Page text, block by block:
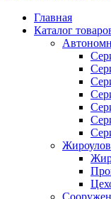
Главная
Каталог